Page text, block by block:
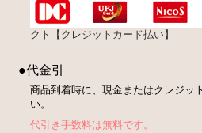
クト【クレジットカード払い】
●代金引
商品到着時に、現金またはクレジッ
い。
代引き手数料は無料です。